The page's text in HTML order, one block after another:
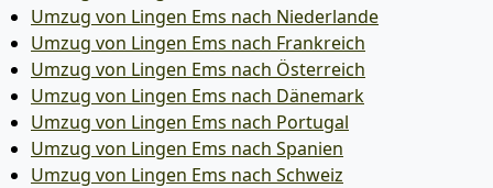
Umzug von Lingen Ems nach Niederlande
Umzug von Lingen Ems nach Frankreich
Umzug von Lingen Ems nach Österreich
Umzug von Lingen Ems nach Dänemark
Umzug von Lingen Ems nach Portugal
Umzug von Lingen Ems nach Spanien
Umzug von Lingen Ems nach Schweiz